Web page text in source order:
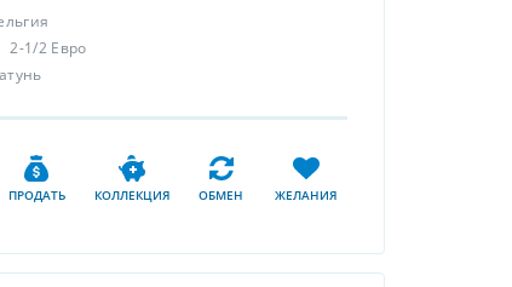
2-1/2 Евро
ПРОДАТЬ КОЛЛЕКЦИЯ ОБМЕН ЖЕЛАНИЯ